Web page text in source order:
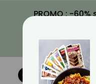
PROMO : -